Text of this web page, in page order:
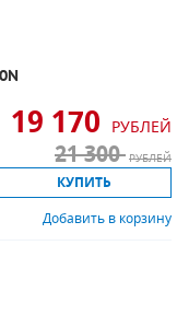
19 170 РУБЛЕЙ
21 300 РУБЛЕЙ
КУПИТЬ
Добавить в корзину